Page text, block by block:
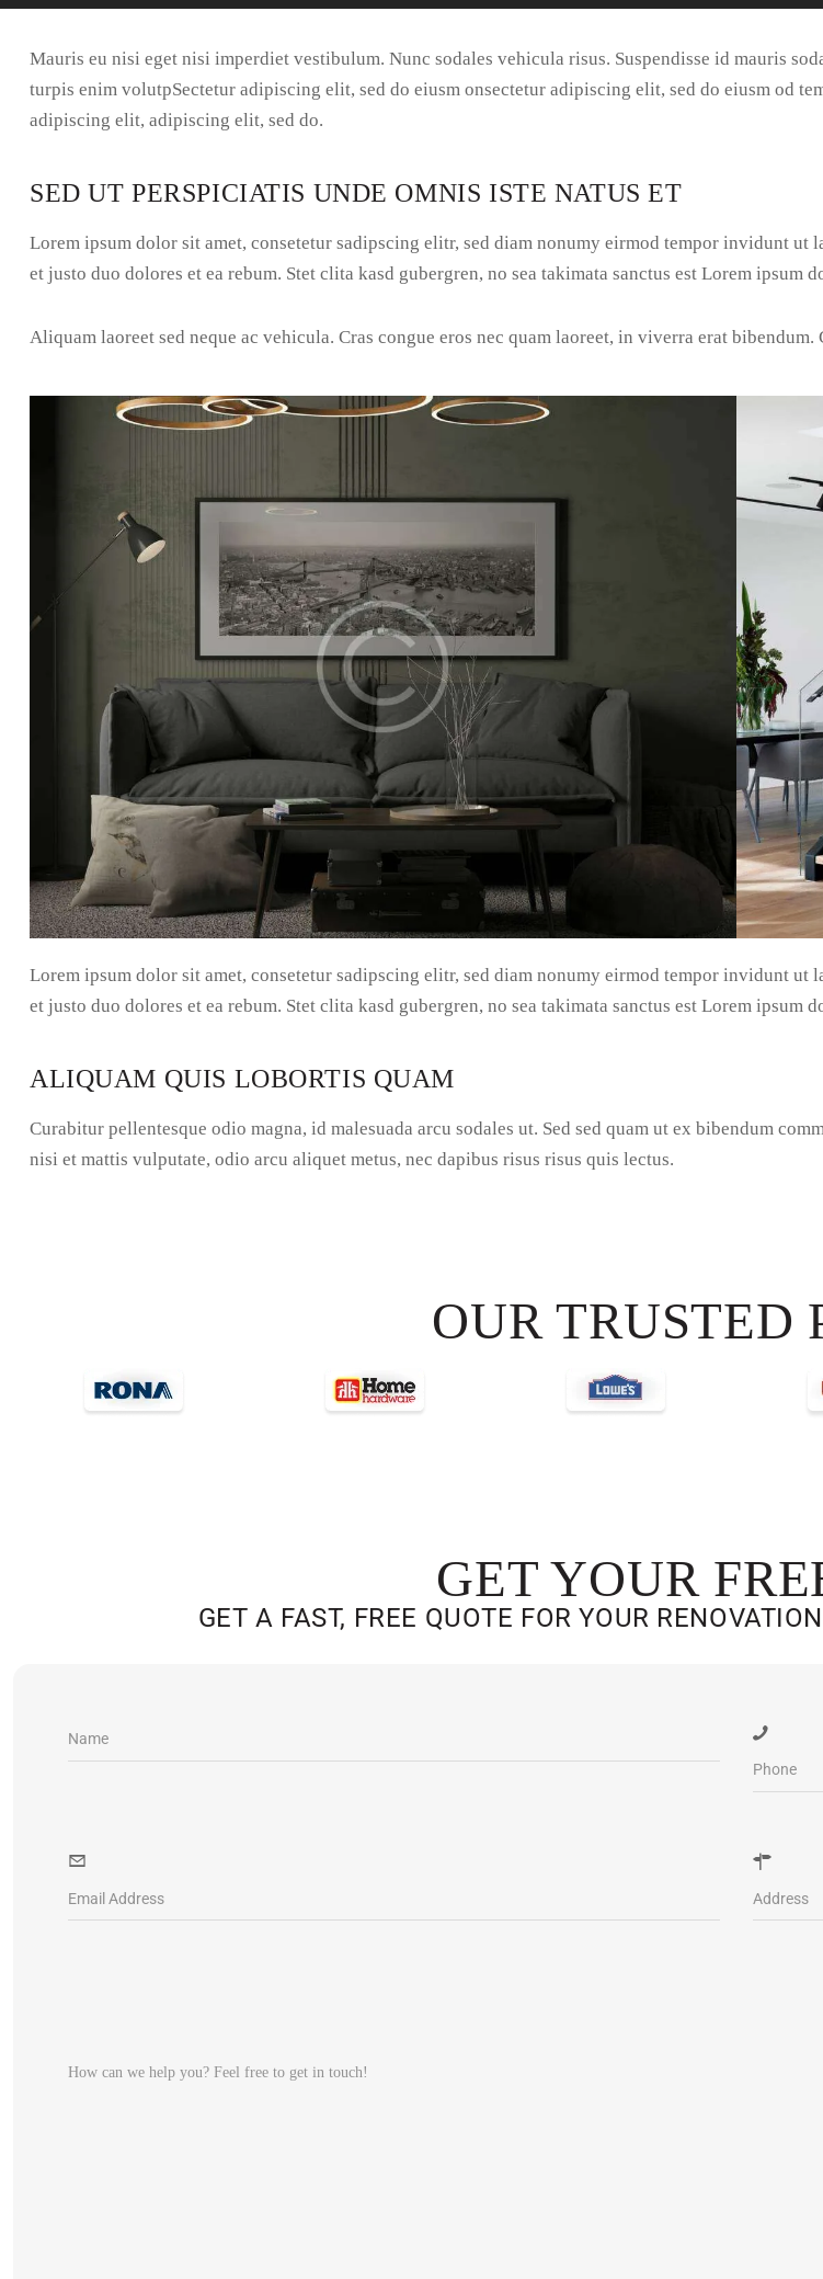
Mauris eu nisi eget nisi imperdiet vestibulum. Nunc sodales vehicula risus. Suspendisse id mauris
turpis enim volutpSectetur adipiscing elit, sed do eiusm onsectetur adipiscing elit, sed do eiusm od
adipiscing elit, adipiscing elit, sed do.
SED UT PERSPICIATIS UNDE OMNIS ISTE NATUS ET
Lorem ipsum dolor sit amet, consetetur sadipscing elitr, sed diam nonumy eirmod tempor invidunt ut
et justo duo dolores et ea rebum. Stet clita kasd gubergren, no sea takimata sanctus est Lorem ipsum
Aliquam laoreet sed neque ac vehicula. Cras congue eros nec quam laoreet, in viverra erat
Lorem ipsum dolor sit amet, consetetur sadipscing elitr, sed diam nonumy eirmod tempor invidunt ut
et justo duo dolores et ea rebum. Stet clita kasd gubergren, no sea takimata sanctus est Lorem ipsum
ALIQUAM QUIS LOBORTIS QUAM
Curabitur pellentesque odio magna, id malesuada arcu sodales ut. Sed sed quam ut ex bibendum
nisi et mattis vulputate, odio arcu aliquet metus, nec dapibus risus risus quis lectus.
OUR TRUSTED
GET YOUR
GET A FAST, FREE QUOTE FOR YOUR